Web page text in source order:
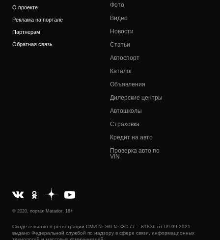
О проекте
Реклама на портале
Партнерам
Обратная связь
Фото
Видео
Новости
Статьи
Автоспорт
Каталог
Объявления
Дилерские центры
Автошколы
Страховка
Кредит на авто
Проверка авто по
VIN
© 2020, портал Matador, 18+
Свидетельство о регистрации СМИ № ЭЛ № ФС 77 – 81836 от 09.09.2021
выдано Федеральной службой по надзору в сфере связи, информационных